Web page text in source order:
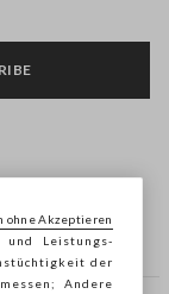
und Leistungs-
der
Andere
ohne Akzeptieren